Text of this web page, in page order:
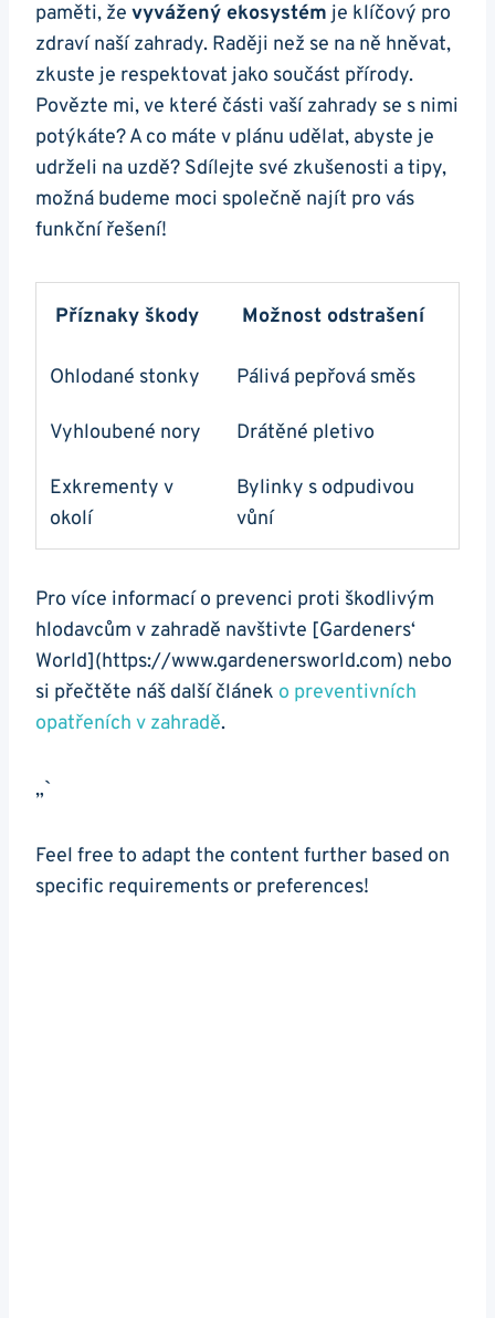
paměti, že vyvážený ekosystém je klíčový pro
zdraví naší zahrady. Raději než se na ně hněvat,
zkuste je respektovat jako součást přírody.
Povězte mi, ve které části vaší zahrady se s nimi
potýkáte? A co máte v plánu udělat, abyste je
udrželi na uzdě? Sdílejte své zkušenosti a tipy,
možná budeme moci společně najít pro vás
funkční řešení!
Příznaky škody Možnost odstrašení
Ohlodané stonky Pálivá pepřová směs
Vyhloubené nory Drátěné pletivo
Exkrementy v
okolí
Bylinky s odpudivou
vůní
Pro více informací o prevenci proti škodlivým
hlodavcům v zahradě navštivte [Gardeners‘
World](https://www.gardenersworld.com) nebo
si přečtěte náš další článek o preventivních
opatřeních v zahradě.
„`
Feel free to adapt the content further based on
specific requirements or preferences!